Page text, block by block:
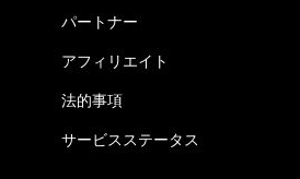
パートナー
アフィリエイト
法的事項
サービスステータス